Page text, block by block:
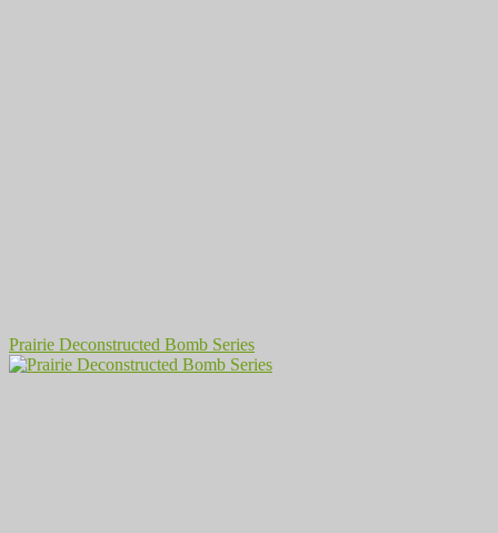
Prairie Deconstructed Bomb Series